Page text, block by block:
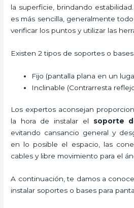
la superficie, brindando
es más sencilla, generalmente
verificar los puntos y utilizar las
Existen 2 tipos de soportes o
Fijo (pantalla plana en un
Inclinable (Contrarresta
Los expertos aconsejan
la hora de instalar el soporte
evitando cansancio general y
en lo posible el espacio, las
cables y libre movimiento para el
A continuación, te damos a
instalar soportes o bases para